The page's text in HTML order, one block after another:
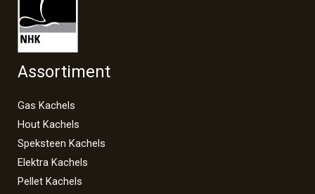
Assortiment
Gas Kachels
Hout Kachels
Speksteen Kachels
Elektra Kachels
Pellet Kachels